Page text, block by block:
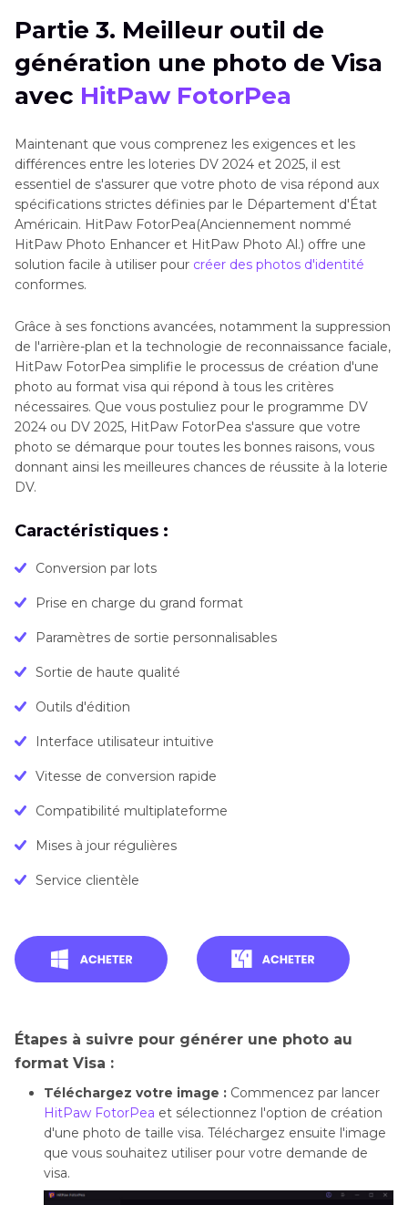
Partie 3. Meilleur outil de
génération une photo de Visa
avec HitPaw FotorPea
Maintenant que vous comprenez les exigences et les
différences entre les loteries DV 2024 et 2025, il est
essentiel de s'assurer que votre photo de visa répond aux
spécifications strictes définies par le Département d'État
Américain. HitPaw FotorPea(Anciennement nommé
HitPaw Photo Enhancer et HitPaw Photo Al.) offre une
solution facile à utiliser pour créer des photos d'identité
conformes.
Grâce à ses fonctions avancées, notamment la suppression
de l'arrière-plan et la technologie de reconnaissance faciale,
HitPaw FotorPea simplifie le processus de création d'une
photo au format visa qui répond à tous les critères
nécessaires. Que vous postuliez pour le programme DV
2024 ou DV 2025, HitPaw FotorPea s'assure que votre
photo se démarque pour toutes les bonnes raisons, vous
donnant ainsi les meilleures chances de réussite à la loterie
DV.
Caractéristiques :
Conversion par lots
Prise en charge du grand format
Paramètres de sortie personnalisables
Sortie de haute qualité
Outils d'édition
Interface utilisateur intuitive
Vitesse de conversion rapide
Compatibilité multiplateforme
Mises à jour régulières
Service clientèle
Étapes à suivre pour générer une photo au
format Visa :
Téléchargez votre image : Commencez par lancer
HitPaw FotorPea et sélectionnez l'option de création
d'une photo de taille visa. Téléchargez ensuite l'image
que vous souhaitez utiliser pour votre demande de
visa.